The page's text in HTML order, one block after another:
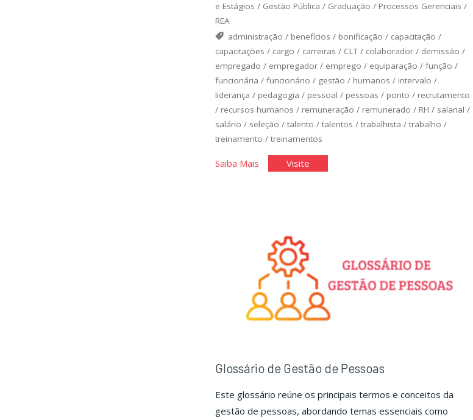
e Estágios / Gestão Pública / Graduação / Processos Gerenciais /
REA
administração / benefícios / bonificação / capacitação /
capacitações / cargo / carreiras / CLT/ colaborador/ demissão /
empregado / empregador/ emprego / equiparação / função /
funcionária / funcionário / gestão / humanos / intervalo /
liderança / pedagogia / pessoal / pessoas / ponto / recrutamento
/ recursos humanos / remuneração / remunerado / RH / salarial /
salário / seleção / talento / talentos / trabalhista / trabalho /
treinamento / treinamentos
Saiba Mais"O
Visite"O
Glossário de Gestão de Pessoas
Este glossário reúne os principais termos e conceitos da
gestão de pessoas, abordando temas essenciais como